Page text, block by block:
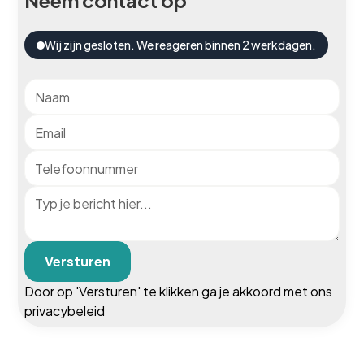
Wij zijn gesloten. We reageren binnen 2 werkdagen.
Door op 'Versturen' te klikken ga je akkoord met ons
privacybeleid